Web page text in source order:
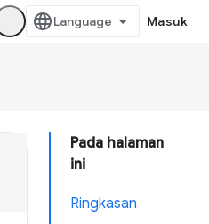
Masuk
Pada halaman
ini
Ringkasan